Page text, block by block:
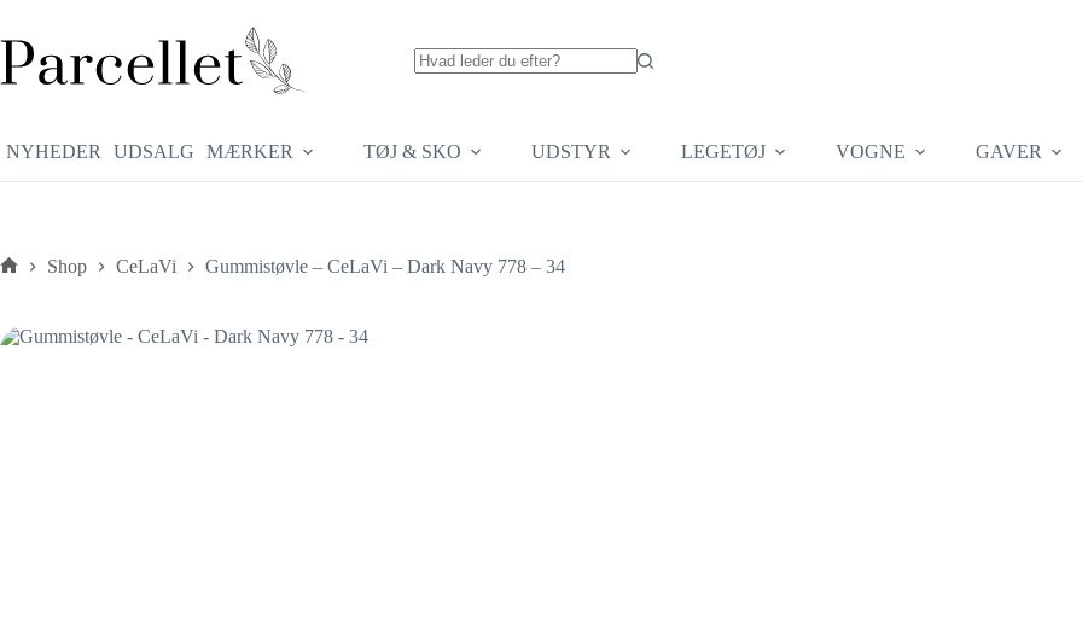
indhold
NYHEDER UDSALG MÆRKER TØJ & SKO UDSTYR LEGETØJ VOGNE GAVER
Shop CeLaVi Gummistøvle – CeLaVi – Dark Navy 778 – 34